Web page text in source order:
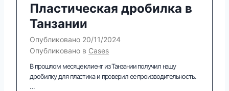
Пластическая дробилка в
Танзании
Опубликовано 20/11/2024
Опубликовано в Cases
В прошлом месяце клиент из Танзании получил нашу
дробилку для пластика и проверил ее производительность.
…